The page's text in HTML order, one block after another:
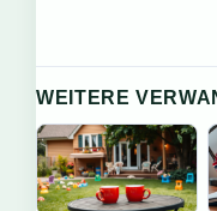
WEITERE